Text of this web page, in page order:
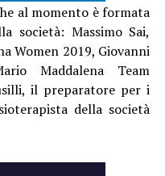
al momento è formata
società: Massimo Sai,
Women 2019, Giovanni
Maddalena Team
il preparatore per i
della società